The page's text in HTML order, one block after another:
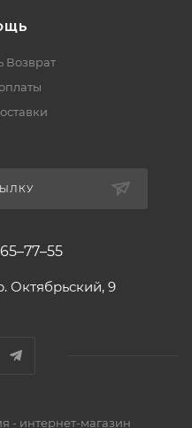
Возврат
Октябрьский, 9
- интернет-магазин